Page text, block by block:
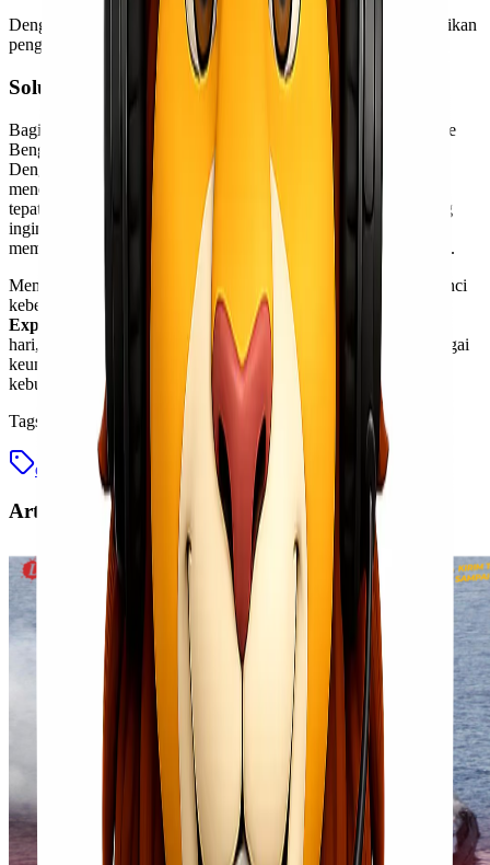
Dengan kombinasi layanan ini, Lionel Express mampu memberikan
pengalaman kirim barang yang aman dan terpercaya.
Solusi Tepat untuk Bisnis dan Individu
Bagi para pelaku bisnis di Jakarta yang rutin mengirim barang ke
Bengkulu, biaya logistik sering kali menjadi tantangan besar.
Dengan menggunakan jasa Lionel Express, perusahaan dapat
menekan biaya distribusi sekaligus memastikan pengiriman tiba
tepat waktu. Tidak hanya untuk skala bisnis besar, individu yang
ingin mengirim barang dalam jumlah banyak juga bisa
memanfaatkan layanan ini dengan harga yang sangat bersahabat.
Memilih
yang murah, cepat, dan terpercaya adalah kunci
keberhasilan distribusi barang dari Jakarta ke Bengkulu.
Express
hadir dengan tarif terjangkau, estimasi waktu kirim 1-2
hari, serta layanan door to door yang profesional. Dengan berbagai
keunggulan ini, Lionel Express menjadi solusi tepat untuk
kebutuhan pengiriman Anda.
Tags
ekspedisi jakarta bengkulu jasa cargo jasa ekspedisi
Artikel Terkait